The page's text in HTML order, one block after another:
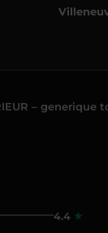
– generique
4.4